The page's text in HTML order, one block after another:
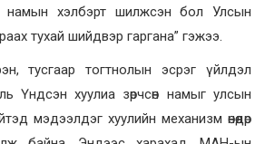
намын хэлбэрт шилжсэн бол Улсын
тухай шийдвэр гаргана” гэжээ.
тусгаар тогтнолын эсрэг үйлдэл
Үндсэн хуулиа зөрчсөн намыг улсын
мэдээлдэг хуулийн механизм өнөөдөр